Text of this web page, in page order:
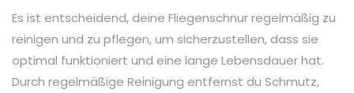
Es ist entscheidend, deine Fliegenschnur regelmäßig zu
reinigen und zu pflegen, um sicherzustellen, dass sie
optimal funktioniert und eine lange Lebensdauer hat.
Durch regelmäßige Reinigung entfernst du Schmutz,